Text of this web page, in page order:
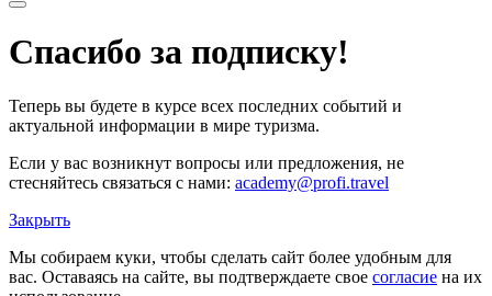
Спасибо за подписку!
Теперь вы будете в курсе всех последних событий и
актуальной информации в мире туризма.
Если у вас возникнут вопросы или предложения, не
стесняйтесь связаться с нами: academy@profi.travel
Закрыть
Мы собираем куки, чтобы сделать сайт более удобным для
вас. Оставаясь на сайте, вы подтверждаете свое согласие на их